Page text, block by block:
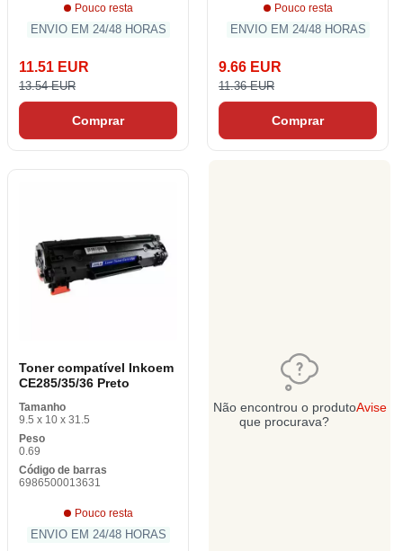
Pouco resta
ENVIO EM 24/48 HORAS
11.51 EUR
13.54 EUR
Comprar
Pouco resta
ENVIO EM 24/48 HORAS
9.66 EUR
11.36 EUR
Comprar
Toner compatível Inkoem
CE285/35/36 Preto
Tamanho
9.5 x 10 x 31.5
Peso
0.69
Código de barras
6986500013631
Pouco resta
ENVIO EM 24/48 HORAS
Não encontrou o produto
que procurava?
Avise